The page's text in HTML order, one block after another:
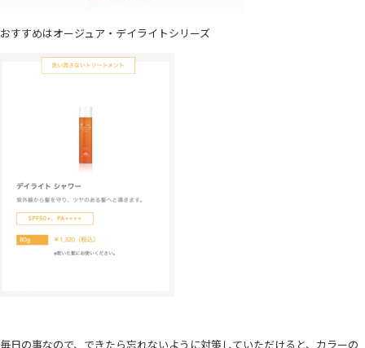
おすすめはオージュア・デイライトシリーズ
毎日の事なので、できたら忘れないように対策していただけると、カラーの